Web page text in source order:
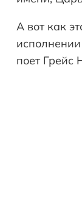
А вот как
поет Грейс